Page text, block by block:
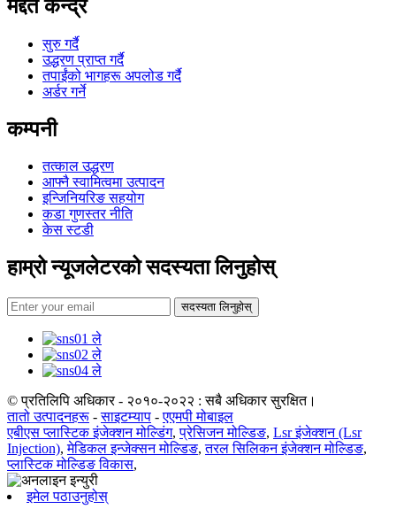
मद्दत केन्द्र
सुरु गर्दै
उद्धरण प्राप्त गर्दै
तपाईंको भागहरू अपलोड गर्दै
अर्डर गर्ने
कम्पनी
तत्काल उद्धरण
आफ्नै स्वामित्वमा उत्पादन
इन्जिनियरिङ सहयोग
कडा गुणस्तर नीति
केस स्टडी
हाम्रो न्यूजलेटरको सदस्यता लिनुहोस्
सदस्यता लिनुहोस्
© प्रतिलिपि अधिकार - २०१०-२०२२ : सबै अधिकार सुरक्षित।
तातो उत्पादनहरू -साइटम्याप -एएमपी मोबाइल
एबीएस प्लास्टिक इंजेक्शन मोल्डिंग,प्रेसिजन मोल्डिङ, Lsr इंजेक्शन (Lsr
Injection),मेडिकल इन्जेक्सन मोल्डिङ,तरल सिलिकन इंजेक्शन मोल्डिङ,
प्लास्टिक मोल्डिङ विकास,
इमेल पठाउनुहोस्